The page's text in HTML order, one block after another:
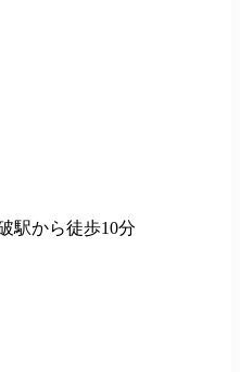
駅から徒歩10分